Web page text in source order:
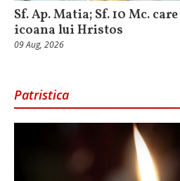
Sf. Ap. Matia; Sf. 10 Mc.
icoana lui Hristos
09 Aug, 2026
Patristica